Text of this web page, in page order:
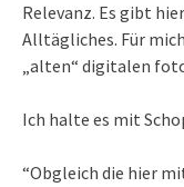
Relevanz. Es gibt
Alltägliches. Für
„alten“ digitalen
Ich halte es mit
“Obgleich die hier